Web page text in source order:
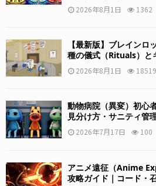
2026年8月1日 1362
【最新版】ブレインロ
種の儀式（Rituals）と
2026年8月1日
動物病院（異変）初心
見分け方・サニティ管
2026年7月17日 100
アニメ遠征（Anime
攻略ガイド｜コード・